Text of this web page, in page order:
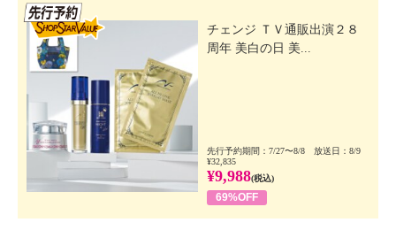
チェンジ ＴＶ通販出演２８
周年 美白の日 美...
先行予約期間：7/27〜8/8 放送日：8/9
¥32,835
¥9,988(税込)
69%OFF